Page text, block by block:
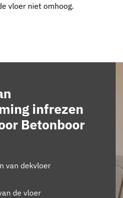
vloer niet omhoog.
infrezen
Betonboor
van dekvloer
de vloer